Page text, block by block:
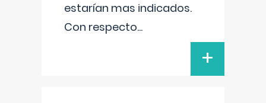
estarían mas indicados.
Con respecto...
+